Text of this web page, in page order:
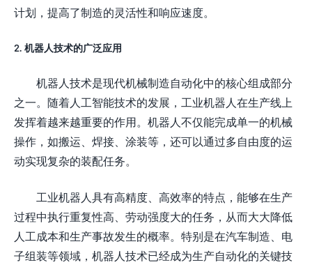
计划，提高了制造的灵活性和响应速度。
2. 机器人技术的广泛应用
机器人技术是现代机械制造自动化中的核心组成部分
之一。随着人工智能技术的发展，工业机器人在生产线上
发挥着越来越重要的作用。机器人不仅能完成单一的机械
操作，如搬运、焊接、涂装等，还可以通过多自由度的运
动实现复杂的装配任务。
工业机器人具有高精度、高效率的特点，能够在生产
过程中执行重复性高、劳动强度大的任务，从而大大降低
人工成本和生产事故发生的概率。特别是在汽车制造、电
子组装等领域，机器人技术已经成为生产自动化的关键技